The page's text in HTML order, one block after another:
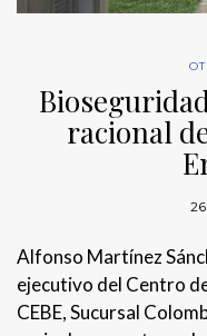
racional
Alfonso Martínez
ejecutivo del Centro
CEBE, Sucursal